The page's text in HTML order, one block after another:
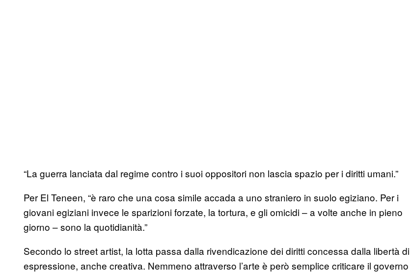
“La guerra lanciata dal regime contro i suoi oppositori non lascia spazio per i diritti umani.”
Per El Teneen, “è raro che una cosa simile accada a uno straniero in suolo egiziano. Per i
giovani egiziani invece le sparizioni forzate, la tortura, e gli omicidi – a volte anche in pieno
giorno – sono la quotidianità.”
Secondo lo street artist, la lotta passa dalla rivendicazione dei diritti concessa dalla libertà di
espressione, anche creativa. Nemmeno attraverso l’arte è però semplice criticare il governo